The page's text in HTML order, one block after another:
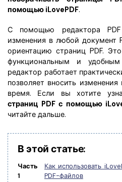
Новый PDFelement 12
проще
От AI-функций до пакетных
Скрыть фрагменты PDF
Извлечение данных из
Защита PDF паролем
Поделиться PDF
Комплексные решения
IT-служба
Юриспруденция
Сообщество ВКонтакте
Канал Яндекс Дзен
помощью iLovePDF.
С помощью редактора
изменения в любой документ
ориентацию страниц PDF.
функциональным и
редактор работает
позволяет вносить
время. Если вы хотите
страниц PDF с помощью
читайте дальше.
В этой статье:
Часть
1
Как использовать
PDF-файлов